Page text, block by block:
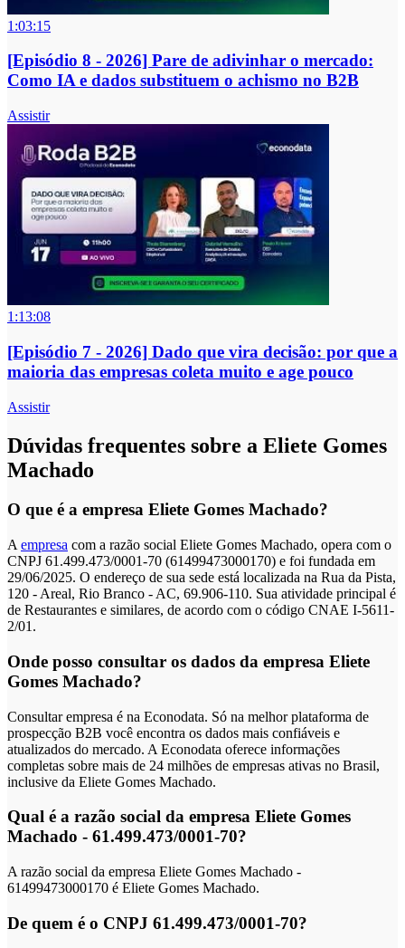
1:03:15
[Episódio 8 - 2026] Pare de adivinhar o mercado:
Como IA e dados substituem o achismo no B2B
Assistir
1:13:08
[Episódio 7 - 2026] Dado que vira decisão: por que a
maioria das empresas coleta muito e age pouco
Assistir
Dúvidas frequentes sobre a Eliete Gomes
Machado
O que é a empresa Eliete Gomes Machado?
A empresa com a razão social Eliete Gomes Machado, opera com o
CNPJ 61.499.473/0001-70 (61499473000170) e foi fundada em
29/06/2025. O endereço de sua sede está localizada na Rua da Pista,
120 - Areal, Rio Branco - AC, 69.906-110. Sua atividade principal é
de Restaurantes e similares, de acordo com o código CNAE I-5611-
2/01.
Onde posso consultar os dados da empresa Eliete
Gomes Machado?
Consultar empresa é na Econodata. Só na melhor plataforma de
prospecção B2B você encontra os dados mais confiáveis e
atualizados do mercado. A Econodata oferece informações
completas sobre mais de 24 milhões de empresas ativas no Brasil,
inclusive da Eliete Gomes Machado.
Qual é a razão social da empresa Eliete Gomes
Machado - 61.499.473/0001-70?
A razão social da empresa Eliete Gomes Machado -
61499473000170 é Eliete Gomes Machado.
De quem é o CNPJ 61.499.473/0001-70?